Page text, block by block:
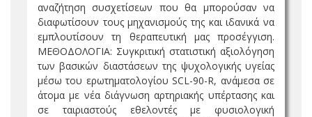
αναζήτηση συσχετίσεων που θα μπορούσαν να
διαφωτίσουν τους μηχανισμούς της και ιδανικά να
εμπλουτίσουν τη θεραπευτική μας προσέγγιση.
ΜΕΘΟΔΟΛΟΓΙΑ: Συγκριτική στατιστική αξιολόγηση
των βασικών διαστάσεων της ψυχολογικής υγείας
μέσω του ερωτηματολογίου SCL-90-R, ανάμεσα σε
άτομα με νέα διάγνωση αρτηριακής υπέρτασης και
σε ταιριαστούς εθελοντές με φυσιολογική